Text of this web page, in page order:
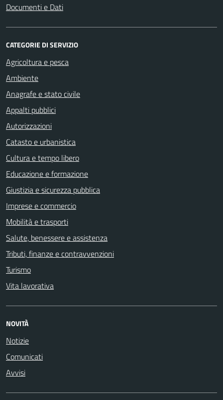
Documenti e Dati
CATEGORIE DI SERVIZIO
Agricoltura e pesca
Ambiente
Anagrafe e stato civile
Appalti pubblici
Autorizzazioni
Catasto e urbanistica
Cultura e tempo libero
Educazione e formazione
Giustizia e sicurezza pubblica
Imprese e commercio
Mobilità e trasporti
Salute, benessere e assistenza
Tributi, finanze e contravvenzioni
Turismo
Vita lavorativa
NOVITÀ
Notizie
Comunicati
Avvisi